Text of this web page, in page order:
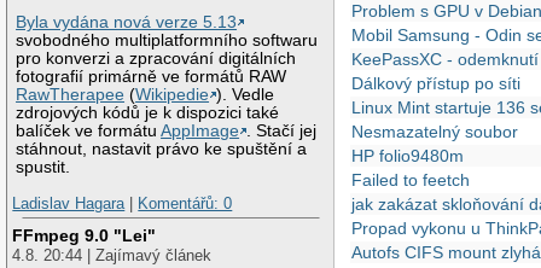
Byla vydána nová verze 5.13
svobodného multiplatformního softwaru
pro konverzi a zpracování digitálních
fotografií primárně ve formátů RAW
RawTherapee (Wikipedie ). Vedle
zdrojových kódů je k dispozici také
balíček ve formátuAppImage . Stačí jej
stáhnout, nastavit právo ke spuštění a
spustit.
Ladislav Hagara| Komentářů: 0
FFmpeg 9.0 "Lei"
4.8. 20:44 | Zajímavý článek
Problem s GPU v
Mobil Samsung - Odin
KeePassXC -
Dálkový přístup po síti
Linux Mint startuje 136
Nesmazatelný soubor
HP folio9480m
Failed to feetch
jak zakázat skloňování
Propad vykonu u
Autofs CIFS mount